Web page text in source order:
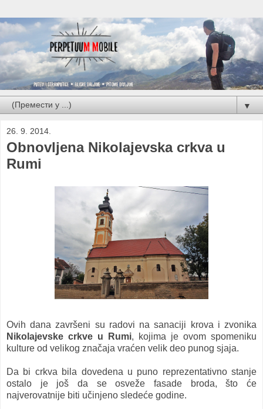
▼
26. 9. 2014.
Obnovljena Nikolajevska crkva u
Rumi
Ovih dana završeni su radovi na sanaciji krova i zvonika
Nikolajevske crkve u Rumi, kojima je ovom spomeniku
kulture od velikog značaja vraćen velik deo punog sjaja.
Da bi crkva bila dovedena u puno reprezentativno stanje
ostalo je još da se osveže fasade broda, što će
najverovatnije biti učinjeno sledeće godine.